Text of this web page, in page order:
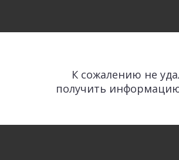
К сожалению не
получить